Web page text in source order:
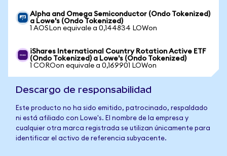
Alpha and Omega Semiconductor (Ondo Tokenized)
a Lowe's (Ondo Tokenized)
1 AOSLon equivale a 0,144834 LOWon
iShares International Country Rotation Active ETF
(Ondo Tokenized) a Lowe's (Ondo Tokenized)
1 COROon equivale a 0,169901 LOWon
Descargo de responsabilidad
Este producto no ha sido emitido, patrocinado, respaldado
ni está afiliado con Lowe's. El nombre de la empresa y
cualquier otra marca registrada se utilizan únicamente para
identificar el activo de referencia subyacente.